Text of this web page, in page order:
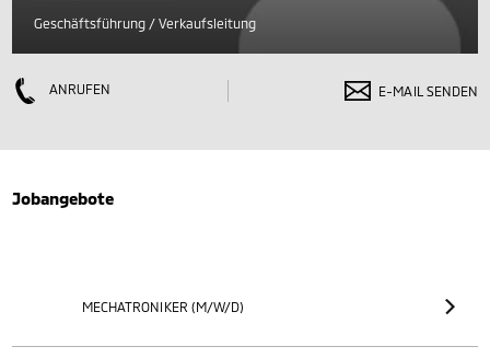
Geschäftsführung / Verkaufsleitung
ANRUFEN E-MAIL SENDEN
Jobangebote
MECHATRONIKER (M/W/D)